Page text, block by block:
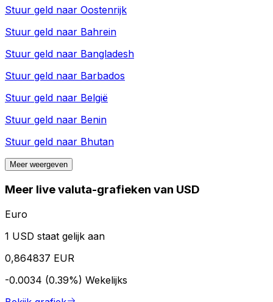
Stuur geld naar Oostenrijk
Stuur geld naar Bahrein
Stuur geld naar Bangladesh
Stuur geld naar Barbados
Stuur geld naar België
Stuur geld naar Benin
Stuur geld naar Bhutan
Meer weergeven
Meer live valuta-grafieken van USD
Euro
1 USD staat gelijk aan
0,864837 EUR
-0.0034 (0.39%) Wekelijks